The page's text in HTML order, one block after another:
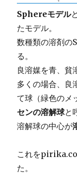
Sphereモデル
たモデル。
数種類の溶剤の
る。
良溶媒を青、貧
多くの場合、良
て球（緑色のメ
センの溶解球と
溶解球の中心が
これを
た。